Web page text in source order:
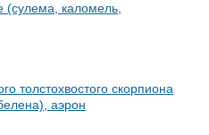
(сулема, каломель,
толстохвостого скорпиона
аэрон